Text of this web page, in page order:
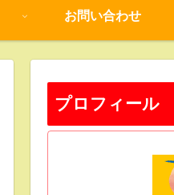
お問い合わせ
プロフィール